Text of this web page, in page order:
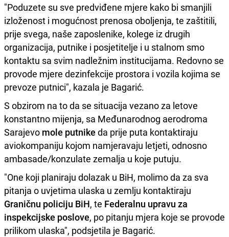
"Poduzete su sve predviđene mjere kako bi smanjili
izloženost i mogućnost prenosa oboljenja, te zaštitili,
prije svega, naše zaposlenike, kolege iz drugih
organizacija, putnike i posjetitelje i u stalnom smo
kontaktu sa svim nadležnim institucijama. Redovno se
provode mjere dezinfekcije prostora i vozila kojima se
prevoze putnici", kazala je Bagarić.
S obzirom na to da se situacija vezano za letove
konstantno mijenja, sa Međunarodnog aerodroma
Sarajevo mole putnike da prije puta kontaktiraju
aviokompaniju kojom namjeravaju letjeti, odnosno
ambasade/konzulate zemalja u koje putuju.
"One koji planiraju dolazak u BiH, molimo da za sva
pitanja o uvjetima ulaska u zemlju kontaktiraju
Graničnu policiju BiH, te Federalnu upravu za
inspekcijske poslove, po pitanju mjera koje se provode
prilikom ulaska", podsjetila je Bagarić.